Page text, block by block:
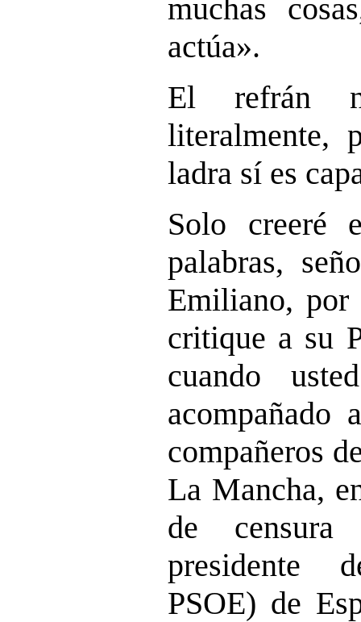
muchas
actúa».
El refrán
literalmente,
ladra sí es
Solo creeré
palabras,
Emiliano,
critique a su
cuando
acompañado
compañeros
La Mancha,
de
presidente
PSOE) de